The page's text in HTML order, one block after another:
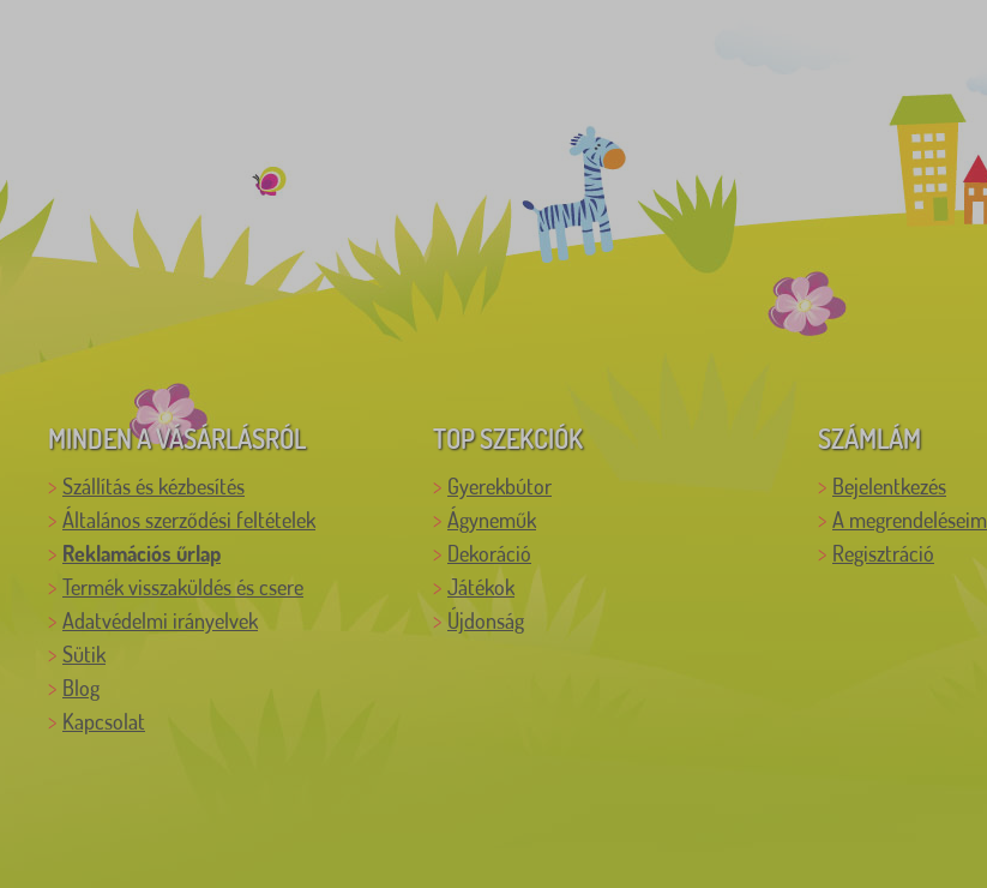
MINDEN A VÁSÁRLÁSRÓL
Szállítás és kézbesítés
Általános szerződési feltételek
Reklamációs űrlap
Termék visszaküldés és csere
Adatvédelmi irányelvek
Sütik
Blog
Kapcsolat
TOP SZEKCIÓK
Gyerekbútor
Ágyneműk
Dekoráció
Játékok
Újdonság
SZÁMLÁM
Bejelentkezés
A megrendeléseim
Regisztráció